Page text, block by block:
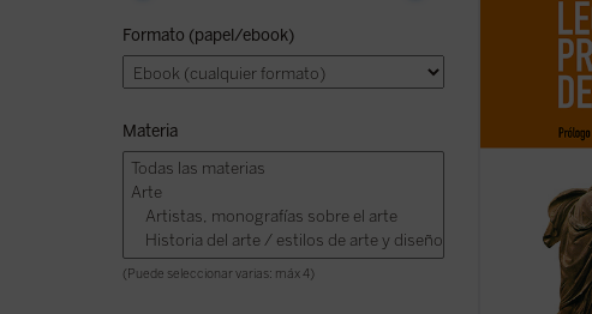
Formato (papel/ebook)
Materia
(Puede seleccionar varias: máx 4)
cómo la
aquí.
el autor en
argentina de ...